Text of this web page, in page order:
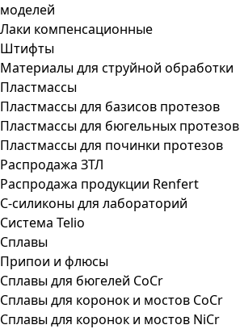
моделей
Лаки компенсационные
Штифты
Материалы для струйной обработки
Пластмассы
Пластмассы для базисов протезов
Пластмассы для бюгельных протезов
Пластмассы для починки протезов
Распродажа ЗТЛ
Распродажа продукции Renfert
С-силиконы для лабораторий
Система Telio
Сплавы
Припои и флюсы
Сплавы для бюгелей CoCr
Сплавы для коронок и мостов CoCr
Сплавы для коронок и мостов NiCr